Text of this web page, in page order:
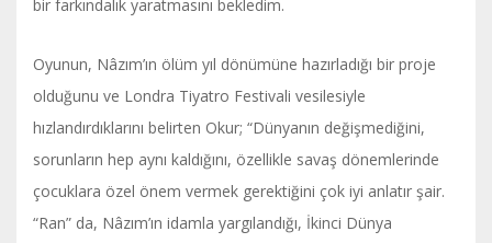
bir farkındalık yaratmasını bekledim.
Oyunun, Nâzım’ın ölüm yıl dönümüne hazırladığı bir proje
olduğunu ve Londra Tiyatro Festivali vesilesiyle
hızlandırdıklarını belirten Okur; “Dünyanın değişmediğini,
sorunların hep aynı kaldığını, özellikle savaş dönemlerinde
çocuklara özel önem vermek gerektiğini çok iyi anlatır şair.
“Ran” da, Nâzım’ın idamla yargılandığı, İkinci Dünya